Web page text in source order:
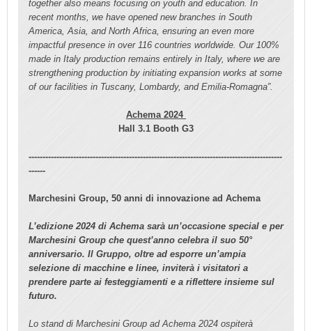
together also means focusing on youth and education. In
recent months, we have opened new branches in South
America, Asia, and North Africa, ensuring an even more
impactful presence in over 116 countries worldwide. Our 100%
made in Italy production remains entirely in Italy, where we are
strengthening production by initiating expansion works at some
of our facilities in Tuscany, Lombardy, and Emilia-Romagna”.
Achema 2024
Hall 3.1 Booth G3
-------------------------------------------------------------------------------------------
------
Marchesini Group, 50 anni di innovazione ad Achema
L’edizione 2024 di Achema sarà un’occasione special e per
Marchesini Group che quest’anno celebra il suo 50°
anniversario. Il Gruppo, oltre ad esporre un’ampia
selezione di macchine e linee, inviterà i visitatori a
prendere parte ai festeggiamenti e a riflettere insieme sul
futuro.
Lo stand di Marchesini Group ad Achema 2024 ospiterà